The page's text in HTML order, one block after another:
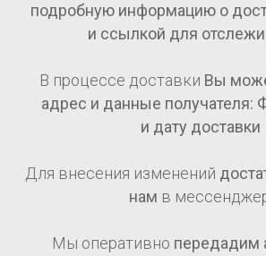
подробную информацию о
и ссылкой для
В процессе доставки Вы
адрес и данные получателя:
и дату доставки
Для внесения изменений
нам в
Мы оперативно передадим